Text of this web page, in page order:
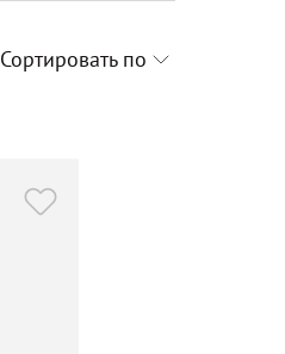
Сортировать по